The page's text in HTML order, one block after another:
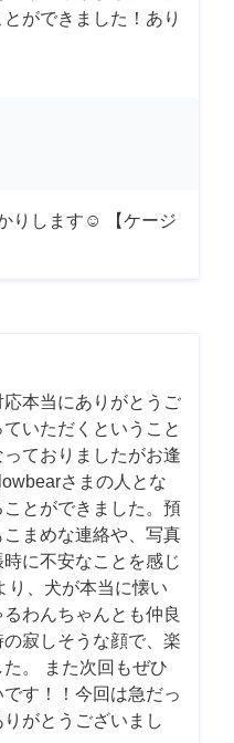
ができました！あり
りします☺︎ 【ケージ
本当にありがとうご
いただくということ
ておりましたがお逢
さまの人とな
とができました。預
まめな連絡や、写真
に不安なことを感じ
り、犬が本当に懐い
わんちゃんとも仲良
寂しそうな顔で、楽
。 また次回もぜひ
す！！今回は急だっ
がとうございまし